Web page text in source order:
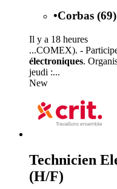
•Corbas (69)
Il y a 18 heures
...COMEX). -
électroniques.
jeudi :...
New
Technicien
(H/F)